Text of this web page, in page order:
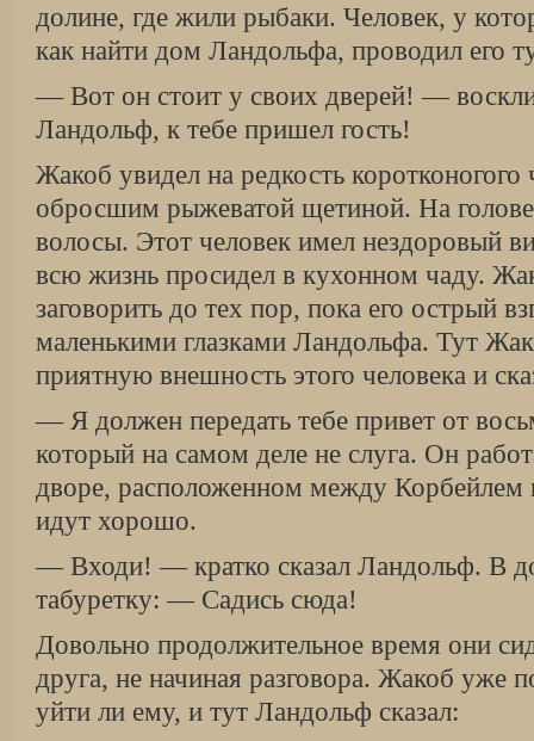
долине, где жили рыбаки. Человек, у
как найти дом Ландольфа, проводил его
— Вот он стоит у своих дверей! —
Ландольф, к тебе пришел гость!
Жакоб увидел на редкость коротконогого
обросшим рыжеватой щетиной. На
волосы. Этот человек имел нездоровый
всю жизнь просидел в кухонном чаду.
заговорить до тех пор, пока его острый
маленькими глазками Ландольфа. Тут
приятную внешность этого человека и
— Я должен передать тебе привет от
который на самом деле не слуга. Он
дворе, расположенном между
идут хорошо.
— Входи! — кратко сказал Ландольф. В
табуретку: — Садись сюда!
Довольно продолжительное время они
друга, не начиная разговора. Жакоб уже
уйти ли ему, и тут Ландольф сказал: